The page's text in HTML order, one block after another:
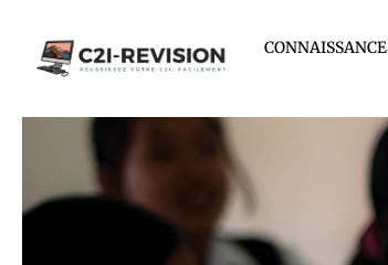
CONNAISSANCE